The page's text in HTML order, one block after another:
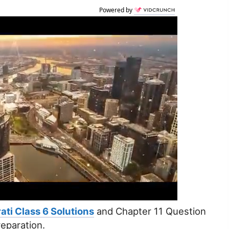
Powered by
Class 6 Solutions and Chapter 11 Question